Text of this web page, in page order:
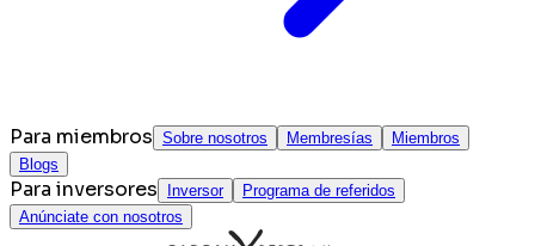
Para miembros Sobre nosotros Membresías
Miembros
Blogs
Para inversores Inversor
Programa de referidos
Anúnciate con nosotros